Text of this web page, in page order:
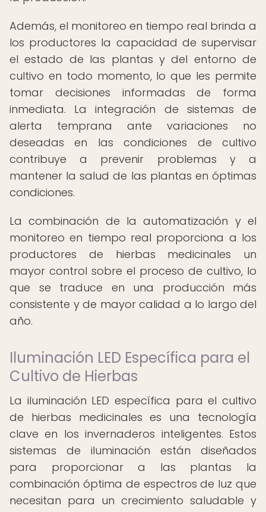
Además, el monitoreo en tiempo real brinda a
los productores la capacidad de supervisar
el estado de las plantas y del entorno de
cultivo en todo momento, lo que les permite
tomar decisiones informadas de forma
inmediata. La integración de sistemas de
alerta temprana ante variaciones no
deseadas en las condiciones de cultivo
contribuye a prevenir problemas y a
mantener la salud de las plantas en óptimas
condiciones.
La combinación de la automatización y el
monitoreo en tiempo real proporciona a los
productores de hierbas medicinales un
mayor control sobre el proceso de cultivo, lo
que se traduce en una producción más
consistente y de mayor calidad a lo largo del
año.
Iluminación LED Específica para el
Cultivo de Hierbas
La iluminación LED específica para el cultivo
de hierbas medicinales es una tecnología
clave en los invernaderos inteligentes. Estos
sistemas de iluminación están diseñados
para proporcionar a las plantas la
combinación óptima de espectros de luz que
necesitan para un crecimiento saludable y